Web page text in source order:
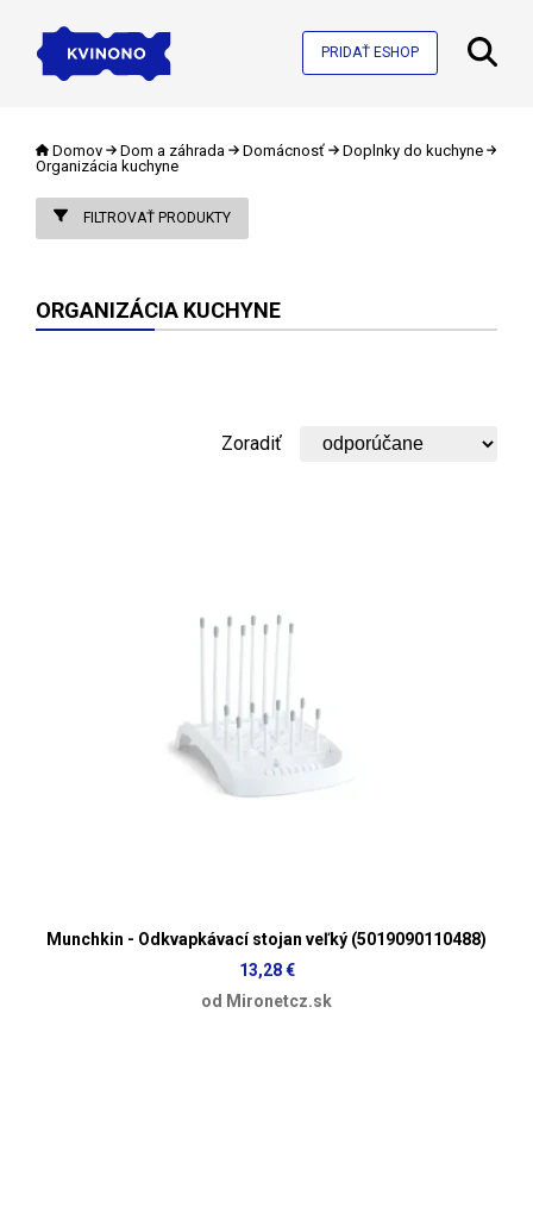
PRIDAŤ ESHOP
Domov Dom a záhrada Domácnosť
Doplnky do kuchyne
Organizácia kuchyne
FILTROVAŤ PRODUKTY
ORGANIZÁCIA KUCHYNE
Zoradiť
Munchkin - Odkvapkávací stojan veľký (5019090110488)
13,28 €
od Mironetcz.sk